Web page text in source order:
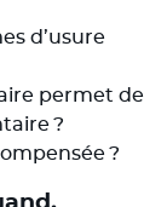
d’usure
permet de
?
?